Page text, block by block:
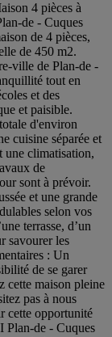
4 pièces à
de - Cuques
de 4 pièces,
de 450 m2.
ville de Plan-de -
tout en
et des
et paisible.
d'environ
cuisine séparée et
une climatisation,
de
sont à prévoir.
et une grande
selon vos
terrasse, d’un
savourer les
: Un
de se garer
cette maison pleine
pas à nous
cette opportunité
Plan-de - Cuques